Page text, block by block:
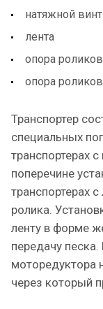
натяжной винт
лента
опора
опора
Транспортер
специальных
транспортерах
поперечине
транспортерах
ролика.
ленту в форме
передачу
моторедуктора
через который